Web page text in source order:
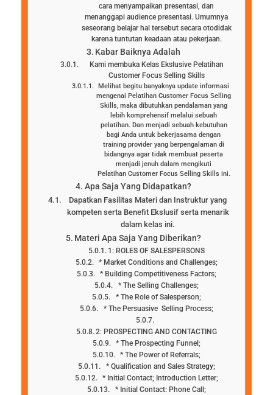
cara menyampaikan presentasi, dan
menanggapi audience presentasi. Umumnya
seseorang belajar hal tersebut secara otodidak
karena tuntutan keadaan atau pekerjaan.
Kabar Baiknya Adalah
Kami membuka Kelas Ekslusive Pelatihan
Customer Focus Selling Skills
Melihat begitu banyaknya update informasi
mengenai Pelatihan Customer Focus Selling
Skills, maka dibutuhkan pendalaman yang
lebih komprehensif melalui sebuah
pelatihan. Dan menjadi sebuah kebutuhan
bagi Anda untuk bekerjasama dengan
training provider yang berpengalaman di
bidangnya agar tidak membuat peserta
menjadi jenuh dalam mengikuti
Pelatihan Customer Focus Selling Skills ini.
Apa Saja Yang Didapatkan?
Dapatkan Fasilitas Materi dan Instruktur yang
kompeten serta Benefit Ekslusif serta menarik
dalam kelas ini.
Materi Apa Saja Yang Diberikan?
1: ROLES OF SALESPERSONS
* Market Conditions and Challenges;
* Building Competitiveness Factors;
* The Selling Challenges;
* The Role of Salesperson;
* The Persuasive Selling Process;
2: PROSPECTING AND CONTACTING
* The Prospecting Funnel;
* The Power of Referrals;
* Qualification and Sales Strategy;
* Initial Contact; Introduction Letter;
* Initial Contact: Phone Call;